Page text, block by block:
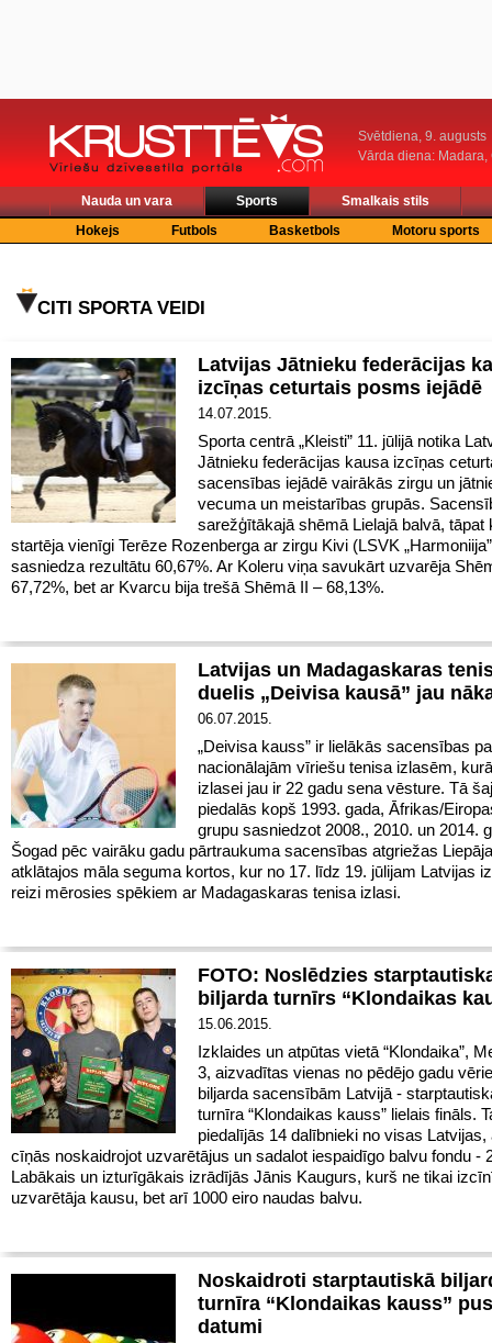
Svētdiena, 9. augusts
Vārda diena: Madara,
Nauda un vara Sports
Smalkais stils
Hokejs
Futbols Basketbols Motoru sports
CITI SPORTA VEIDI
Latvijas Jātnieku federācijas
izcīņas ceturtais posms iejādē
14.07.2015.
Sporta centrā „Kleisti” 11. jūlijā notika
Jātnieku federācijas kausa izcīņas
sacensības iejādē vairākās zirgu un
vecuma un meistarības grupās.
sarežģītākajā shēmā Lielajā balvā, tāpat
startēja vienīgi Terēze Rozenberga ar zirgu Kivi (LSVK
sasniedza rezultātu 60,67%. Ar Koleru viņa savukārt uzvarēja
67,72%, bet ar Kvarcu bija trešā Shēmā II – 68,13%.
Latvijas un Madagaskaras
duelis „Deivisa kausā” jau
06.07.2015.
„Deivisa kauss” ir lielākās sacensības
nacionālajām vīriešu tenisa izlasēm,
izlasei jau ir 22 gadu sena vēsture. Tā
piedalās kopš 1993. gada, Āfrikas/
grupu sasniedzot 2008., 2010. un 2014.
Šogad pēc vairāku gadu pārtraukuma sacensības atgriežas
atklātajos māla seguma kortos, kur no 17. līdz 19. jūlijam Latvijas
reizi mērosies spēkiem ar Madagaskaras tenisa izlasi.
FOTO: Noslēdzies
biljarda turnīrs “Klondaikas
15.06.2015.
Izklaides un atpūtas vietā “Klondaika”,
3, aizvadītas vienas no pēdējo gadu
biljarda sacensībām Latvijā -
turnīra “Klondaikas kauss” lielais fināls.
piedalījās 14 dalībnieki no visas
cīņās noskaidrojot uzvarētājus un sadalot iespaidīgo balvu fondu -
Labākais un izturīgākais izrādījās Jānis Kaugurs, kurš ne tikai
uzvarētāja kausu, bet arī 1000 eiro naudas balvu.
Noskaidroti starptautiskā
turnīra “Klondaikas kauss”
datumi